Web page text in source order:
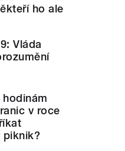
ho ale
Vláda
v roce
piknik?